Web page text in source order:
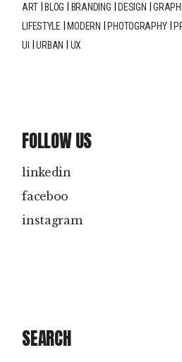
ART BLOG BRANDING DESIGN
LIFESTYLE
MODERN PHOTOGRAPHY
UI
URBAN UX
FOLLOW US
linkedin
faceboo
instagram
SEARCH